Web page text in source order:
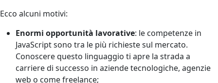
Ecco alcuni motivi:
Enormi opportunità lavorative: le competenze in
JavaScript sono tra le più richieste sul mercato.
Conoscere questo linguaggio ti apre la strada a
carriere di successo in aziende tecnologiche, agenzie
web o come freelance;